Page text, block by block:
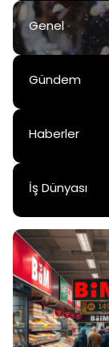
Genel
Gündem
Haberler
İş Dünyası